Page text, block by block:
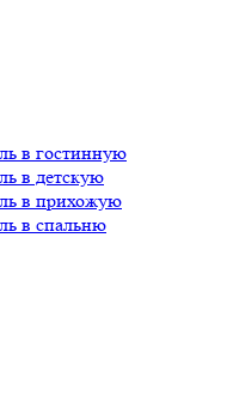
в гостинную
в детскую
в прихожую
в спальню